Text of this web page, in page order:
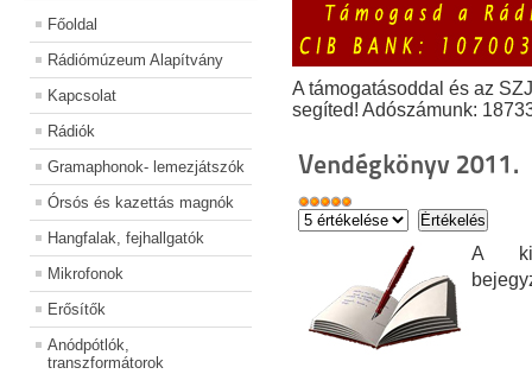
Főoldal
Rádiómúzeum Alapítvány
Kapcsolat
Rádiók
Gramaphonok- lemezjátszók
Órsós és kazettás magnók
Hangfalak, fejhallgatók
Mikrofonok
Erősítők
Anódpótlók,
transzformátorok
A támogatásoddal és az
segíted! Adószámunk:
Vendégkönyv 2011.
A